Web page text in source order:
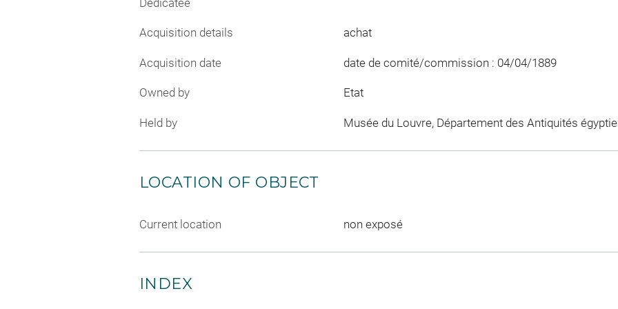
Acquisition details achat
Acquisition date date de comité/commission : 04/04/1889
Owned by Etat
Held by Musée du Louvre, Département des Antiquités
LOCATION OF OBJECT
Current location non exposé
INDEX